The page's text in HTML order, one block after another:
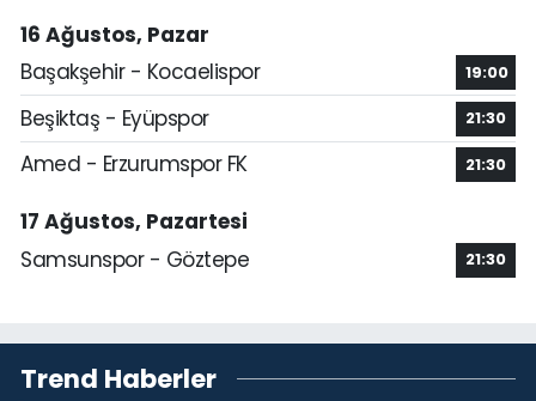
16 Ağustos, Pazar
Başakşehir - Kocaelispor
19:00
Beşiktaş - Eyüpspor 21:30
Amed - Erzurumspor FK 21:30
17 Ağustos, Pazartesi
Samsunspor - Göztepe
21:30
Trend Haberler